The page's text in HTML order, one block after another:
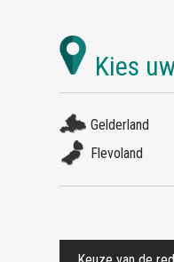
Gelderland
Flevoland